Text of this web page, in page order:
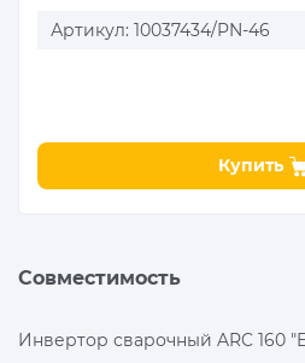
Артикул: 10037434/PN-46
Купить
Совместимость
Инвертор сварочный ARC 160